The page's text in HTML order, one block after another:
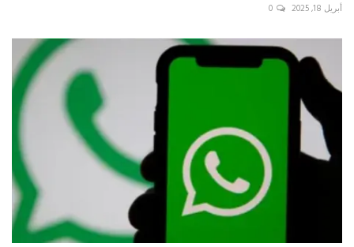
أبريل 18, 2025 0